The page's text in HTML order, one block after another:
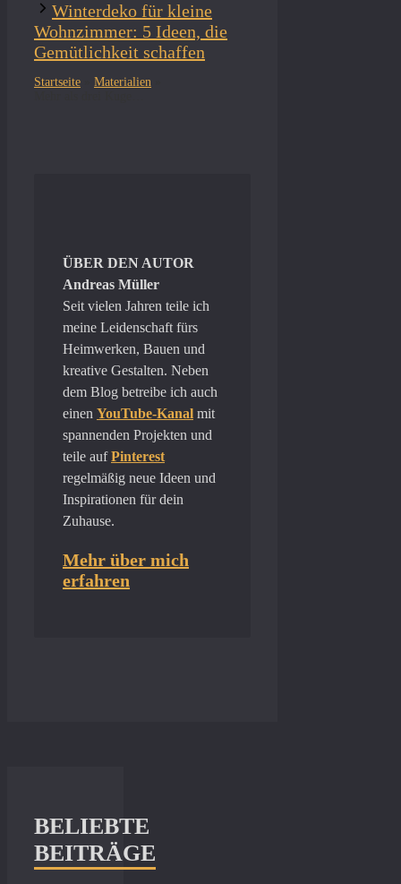
Winterdeko für kleine
Wohnzimmer: 5 Ideen, die
Gemütlichkeit schaffen
Startseite Materialien
ÜBER DEN AUTOR
Andreas Müller
Seit vielen Jahren teile ich
meine Leidenschaft fürs
Heimwerken, Bauen und
kreative Gestalten. Neben
dem Blog betreibe ich auch
einen YouTube-Kanal mit
spannenden Projekten und
teile aufPinterest
regelmäßig neue Ideen und
Inspirationen für dein
Zuhause.
Mehr über mich
erfahren
BELIEBTE
BEITRÄGE